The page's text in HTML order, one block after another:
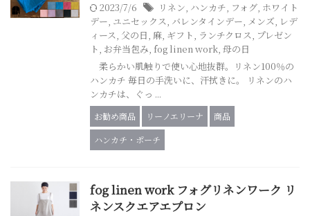
2023/7/6 リネン, ハンカチ, フォグ, ホワイト
デー, ユニセックス, バレンタインデー, メンズ, レデ
ィース, 父の日, 麻, ギフト, ランチクロス, プレゼン
ト, お弁当包み, fog linen work, 母の日
柔らかい肌触りで使い心地抜群。リネン100％の
ハンカチ 毎日の手洗いに、汗拭きに。 リネンのハ
ンカチは、ぐっ ...
お勧め商品 リーノエリーナ
商品
ハンカチ・ポーチ
fog linen work フォグリネンワーク リ
ネンスクエアエプロン